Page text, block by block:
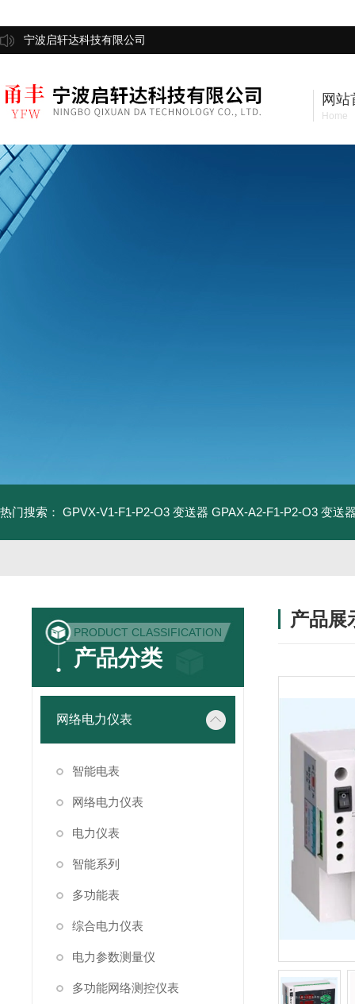
宁波启轩达科技有限公司
网站
Home
热门搜索： GPVX-V1-F1-P2-O3 变送器 GPAX-A2-F1-P2-O3 变送
PRODUCT CLASSIFICATION
产品分类
网络电力仪表
智能电表
网络电力仪表
电力仪表
智能系列
多功能表
综合电力仪表
电力参数测量仪
多功能网络测控仪表
产品展